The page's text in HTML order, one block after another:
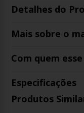
Detalhes do
Mais sobre o
Com quem
Especificações
Produtos